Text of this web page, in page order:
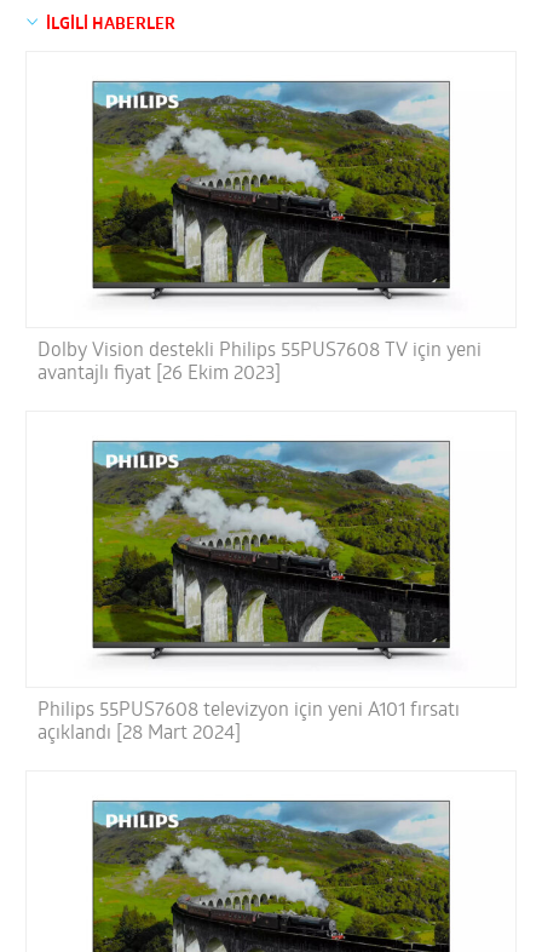
İLGİLİ HABERLER
Dolby Vision destekli Philips 55PUS7608 TV için yeni
avantajlı fiyat [26 Ekim 2023]
Philips 55PUS7608 televizyon için yeni A101 fırsatı
açıklandı [28 Mart 2024]